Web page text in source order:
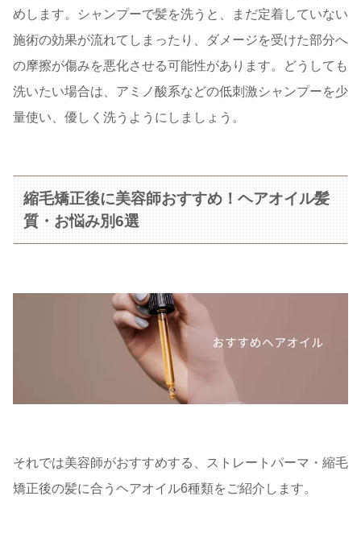
めします。シャンプーで髪を洗うと、まだ定着していない
施術の効果が流れてしまったり、ダメージを受けた部分へ
の摩擦が傷みを悪化させる可能性があります。どうしても
洗いたい場合は、アミノ酸系などの低刺激シャンプーを少
量使い、優しく洗うようにしましょう。
縮毛矯正後に美容師おすすめ！ヘアオイル髪
質・お悩み別6選
それでは美容師がおすすめする、ストレートパーマ・縮毛
矯正後の髪に合うヘアオイル6種類をご紹介します。